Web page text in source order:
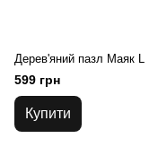
Дерев'яний пазл Маяк L
599 грн
Купити